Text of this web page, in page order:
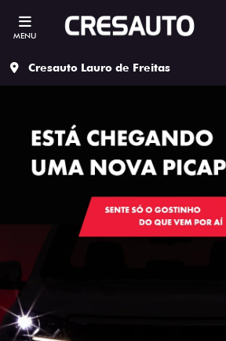
MENU
Cresauto Lauro de Freitas